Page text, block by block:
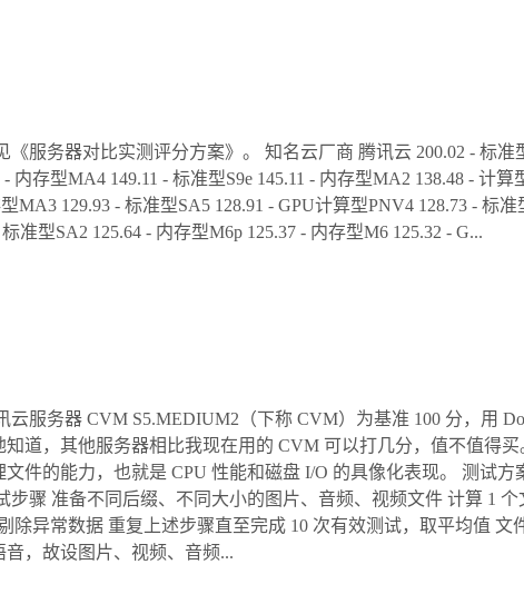
服务器对比实测评分方案》。 知名云厂商 腾讯云 200.02 - 标准
内存型MA4 149.11 - 标准型S9e 145.11 - 内存型MA2 138.48 - 计算
MA3 129.93 - 标准型SA5 128.91 - GPU计算型PNV4 128.73 - 标准
准型SA2 125.64 - 内存型M6p 125.37 - 内存型M6 125.32 - G...
服务器 CVM S5.MEDIUM2（下称 CVM）为基准 100 分，用
道，其他服务器相比我现在用的 CVM 可以打几分，值不值得
件的能力，也就是 CPU 性能和磁盘 I/O 的具像化表现。 测试方
骤 准备不同后缀、不同大小的图片、音频、视频文件 计算 1
除异常数据 重复上述步骤直至完成 10 次有效测试，取平均值 文
音，故设图片、视频、音频...